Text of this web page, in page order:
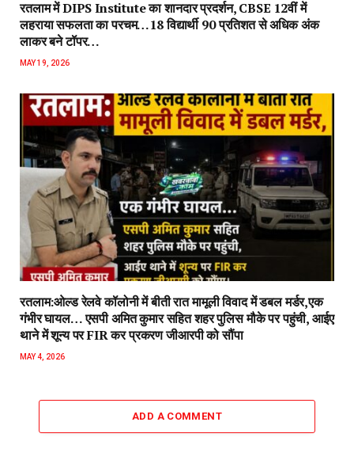
रतलाम में DIPS Institute का शानदार प्रदर्शन, CBSE 12वीं में
लहराया सफलता का परचम…18 विद्यार्थी 90 प्रतिशत से अधिक अंक
लाकर बने टॉपर…
MAY 19, 2026
रतलाम:ओल्ड रेलवे कॉलोनी में बीती रात मामूली विवाद में डबल मर्डर,एक
गंभीर घायल… एसपी अमित कुमार सहित शहर पुलिस मौके पर पहुंची, आईए
थाने में शून्य पर FIR कर प्रकरण जीआरपी को सौंपा
MAY 4, 2026
ADD A COMMENT